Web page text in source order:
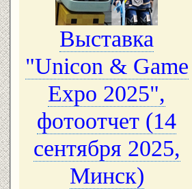
Выставка
"Unicon & Game
Expo 2025",
фотоотчет (14
сентября 2025,
Минск)